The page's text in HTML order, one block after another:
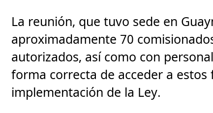
La reunión, que tuvo sede en
aproximadamente 70
autorizados, así como con
forma correcta de acceder a
implementación de la Ley.